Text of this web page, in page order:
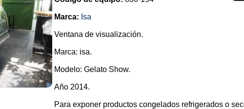
Marca: Isa
Ventana de visualización.
Marca: isa.
Modelo: Gelato Show.
Año 2014.
Para exponer productos congelados refrigerados o